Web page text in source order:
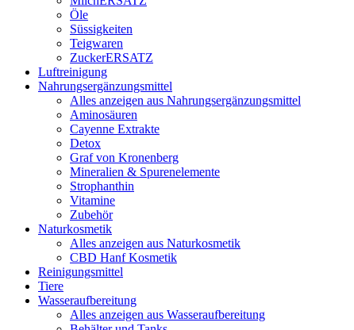
Öle
Süssigkeiten
Teigwaren
ZuckerERSATZ
Luftreinigung
Nahrungsergänzungsmittel
Alles anzeigen aus Nahrungsergänzungsmittel
Aminosäuren
Cayenne Extrakte
Detox
Graf von Kronenberg
Mineralien & Spurenelemente
Strophanthin
Vitamine
Zubehör
Naturkosmetik
Alles anzeigen aus Naturkosmetik
CBD Hanf Kosmetik
Reinigungsmittel
Tiere
Wasseraufbereitung
Alles anzeigen aus Wasseraufbereitung